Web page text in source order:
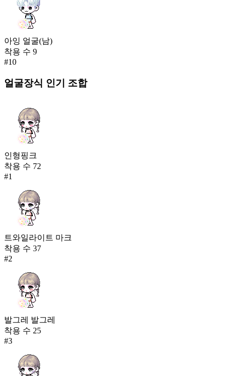
아잉 얼굴(남)
착용 수 9
#10
얼굴장식 인기 조합
인형핑크
착용 수 72
#1
트와일라이트 마크
착용 수 37
#2
발그레 발그레
착용 수 25
#3